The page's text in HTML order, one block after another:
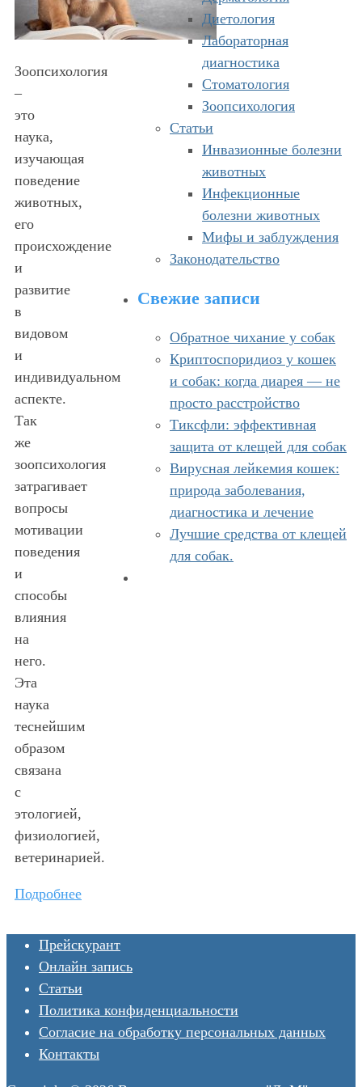
Зоопсихология
–
это
наука,
изучающая
поведение
животных,
его
происхождение
и
развитие
в
видовом
и
индивидуальном
аспекте.
Так
же
зоопсихология
затрагивает
вопросы
мотивации
поведения
и
способы
влияния
на
него.
Эта
наука
теснейшим
образом
связана
с
этологией,
физиологией,
ветеринарией.
Подробнее
Диетология
Лабораторная
диагностика
Стоматология
Зоопсихология
Статьи
Инвазионные болезни
животных
Инфекционные
болезни животных
Мифы и заблуждения
Законодательство
Свежие записи
Обратное чихание у собак
Криптоспоридиоз у кошек
и собак: когда диарея — не
просто расстройство
Тиксфли: эффективная
защита от клещей для собак
Вирусная лейкемия кошек:
природа заболевания,
диагностика и лечение
Лучшие средства от клещей
для собак.
Прейскурант
Онлайн запись
Статьи
Политика конфиденциальности
Согласие на обработку персональных данных
Контакты